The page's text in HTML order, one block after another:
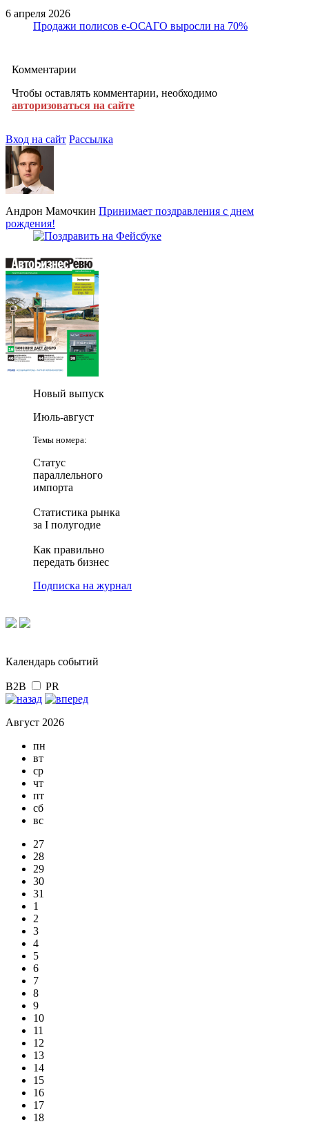
6 апреля 2026
Продажи полисов е-ОСАГО выросли на 70%
Комментарии
Чтобы оставлять комментарии, необходимо
авторизоваться на сайте
Вход на сайт Рассылка
Андрон Мамочкин Принимает поздравления с днем
рождения!
Новый выпуск
Июль-август
Темы номера:
Статус
параллельного
импорта
Статистика рынка
за I полугодие
Как правильно
передать бизнес
Подписка на журнал
Календарь событий
B2B PR
Август 2026
пн
вт
ср
чт
пт
сб
вс
27
28
29
30
31
1
2
3
4
5
6
7
8
9
10
11
12
13
14
15
16
17
18